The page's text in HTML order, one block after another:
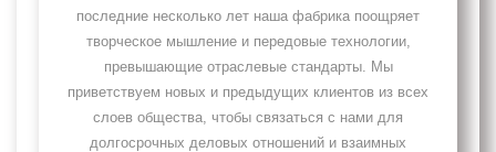
последние несколько лет наша фабрика поощряет
творческое мышление и передовые технологии,
превышающие отраслевые стандарты. Мы
приветствуем новых и предыдущих клиентов из всех
слоев общества, чтобы связаться с нами для
долгосрочных деловых отношений и взаимных